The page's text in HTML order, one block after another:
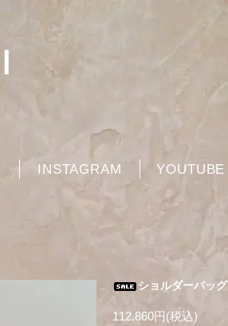
INSTAGRAM YOUTUBE
ショルダーバッグ
112,860円(税込)